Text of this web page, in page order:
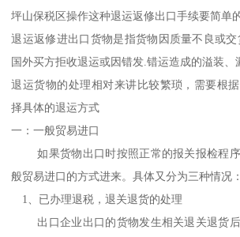
坪山保税区操作这种退运返修出口手续要简单的
退运返修进出口货物是指货物因质量不良或
国外买方拒收退运或因错发.错运造成的溢装、
退运货物的处理相对来讲比较繁琐，需要根
择具体的退运方式
一：一般贸易进口
如果货物出口时按照正常的报关报检程序
般贸易进口的方式进来。具体又分为三种情况：
1、已办理退税，退关退货的处理
出口企业出口的货物发生相关退关退货后